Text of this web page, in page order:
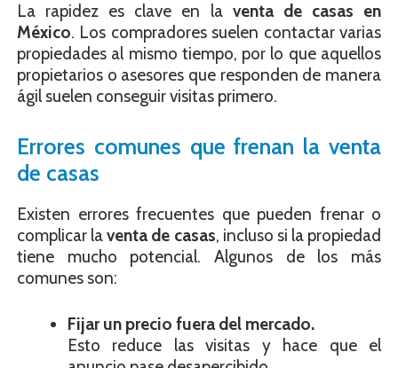
La rapidez es clave en la venta de casas en
México. Los compradores suelen contactar varias
propiedades al mismo tiempo, por lo que aquellos
propietarios o asesores que responden de manera
ágil suelen conseguir visitas primero.
Errores comunes que frenan la venta
de casas
Existen errores frecuentes que pueden frenar o
complicar laventa de casas, incluso si la propiedad
tiene mucho potencial. Algunos de los más
comunes son:
Fijar un precio fuera del mercado.
Esto reduce las visitas y hace que el